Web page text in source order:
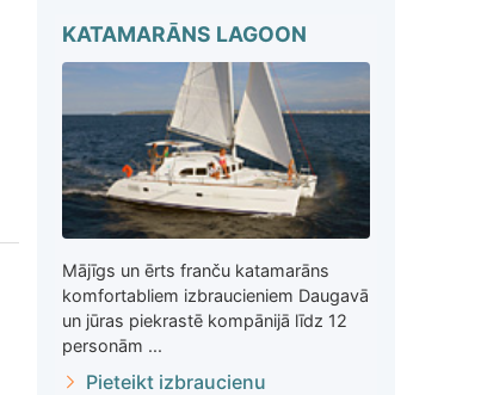
KATAMARĀNS LAGOON
Mājīgs un ērts franču katamarāns
komfortabliem izbraucieniem Daugavā
un jūras piekrastē kompānijā līdz 12
personām ...
Pieteikt izbraucienu